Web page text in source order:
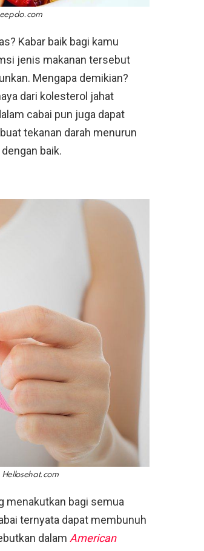
Kabar baik bagi kamu
jenis makanan tersebut
Mengapa demikian?
dari kolesterol jahat
cabai pun juga dapat
tekanan darah menurun
baik.
Hellosehat.com
menakutkan bagi semua
ternyata dapat membunuh
dalam American